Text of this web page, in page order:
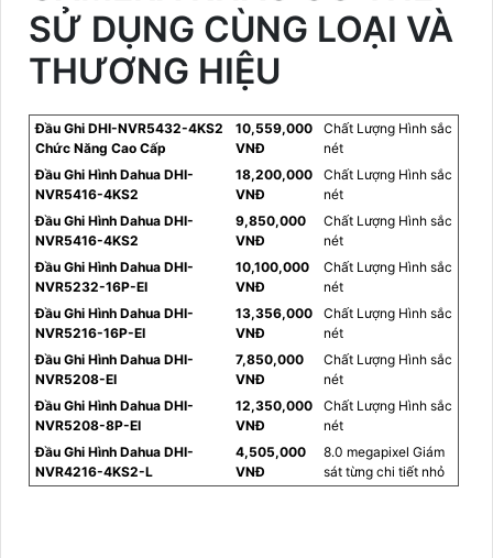
SỬ DỤNG CÙNG LOẠI VÀ
THƯƠNG HIỆU
Đầu Ghi DHI-NVR5432-4KS2
Chức Năng Cao Cấp
10,559,000
VNĐ
Chất Lượng Hình sắc
nét
Đầu Ghi Hình Dahua DHI-
NVR5416-4KS2
18,200,000
VNĐ
Chất Lượng Hình sắc
nét
Đầu Ghi Hình Dahua DHI-
NVR5416-4KS2
9,850,000
VNĐ
Chất Lượng Hình sắc
nét
Đầu Ghi Hình Dahua DHI-
NVR5232-16P-EI
10,100,000
VNĐ
Chất Lượng Hình sắc
nét
Đầu Ghi Hình Dahua DHI-
NVR5216-16P-EI
13,356,000
VNĐ
Chất Lượng Hình sắc
nét
Đầu Ghi Hình Dahua DHI-
NVR5208-EI
7,850,000
VNĐ
Chất Lượng Hình sắc
nét
Đầu Ghi Hình Dahua DHI-
NVR5208-8P-EI
12,350,000
VNĐ
Chất Lượng Hình sắc
nét
Đầu Ghi Hình Dahua DHI-
NVR4216-4KS2-L
4,505,000
VNĐ
8.0 megapixel Giám
sát từng chi tiết nhỏ